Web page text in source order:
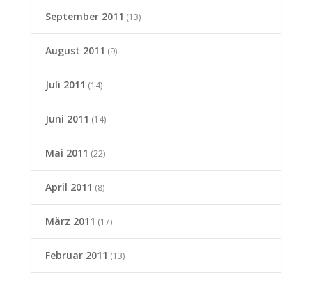
September 2011 (13)
August 2011 (9)
Juli 2011 (14)
Juni 2011 (14)
Mai 2011 (22)
April 2011 (8)
März 2011 (17)
Februar 2011 (13)